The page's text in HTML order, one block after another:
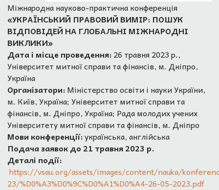
Міжнародна науково-практична конференція
«УКРАЇНСЬКИЙ ПРАВОВИЙ ВИМІР: ПОШУК
ВІДПОВІДЕЙ НА ГЛОБАЛЬНІ МІЖНАРОДНІ
ВИКЛИКИ»
Дата і місце проведення:26 травня 2023 р.,
Університет митної справи та фінансів, м. Дніпро,
Україна
Організатори:Міністерство освіти і науки України,
м. Київ, Україна; Університет митної справи та
фінансів, м. Дніпро, Україна; Рада молодих учених
Університету митної справи та фінансів, м. Дніпро
Мови конференції:українська, англійська
Подача заявок до 21 травня 2023 р.
Деталі події:
https://vsau.org/assets/images/content/nauka/
23/%D0%A3%D0%9C%D0%A1%D0%A4-26-05-2023.pdf